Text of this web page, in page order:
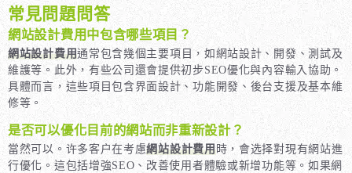
常見問題問答
網站設計費用中包含哪些項目？
網站設計費用通常包含幾個主要項目，如網站設計、開發、測試及
維護等。此外，有些公司還會提供初步SEO優化與內容輸入協助。
具體而言，這些項目包含界面設計、功能開發、後台支援及基本維
修等。
是否可以優化目前的網站而非重新設計？
當然可以。许多客户在考慮網站設計費用時，會选择對現有網站進
行優化。這包括增強SEO、改善使用者體驗或新增功能等。如果網